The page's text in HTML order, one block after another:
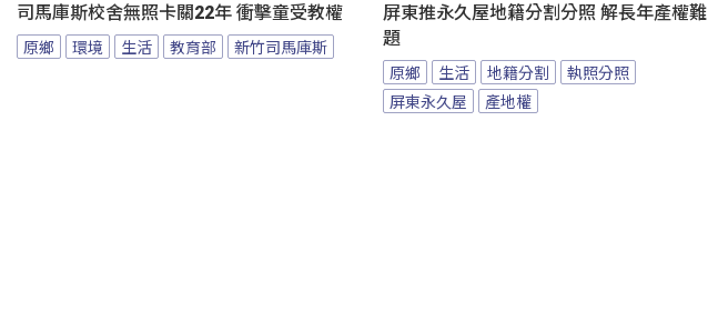
司馬庫斯校舍無照卡關22年 衝擊童受教權
原鄉 環境 生活 教育部 新竹司馬庫斯
屏東推永久屋地籍分割分照 解長年產權難
題
原鄉 生活 地籍分割
執照分照
屏東永久屋
產地權